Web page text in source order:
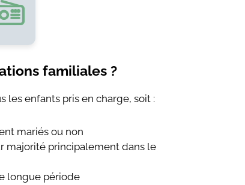
familiales ?
les enfants pris en charge, soit :
mariés ou non
majorité principalement dans le
longue période